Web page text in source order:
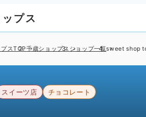
プス
スTOP千歳ショップス ショップ一覧sweet shop
スイーツ店 チョコレート